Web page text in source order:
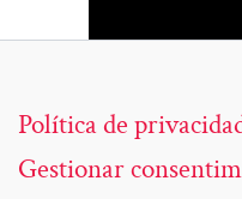
Política de
Gestionar